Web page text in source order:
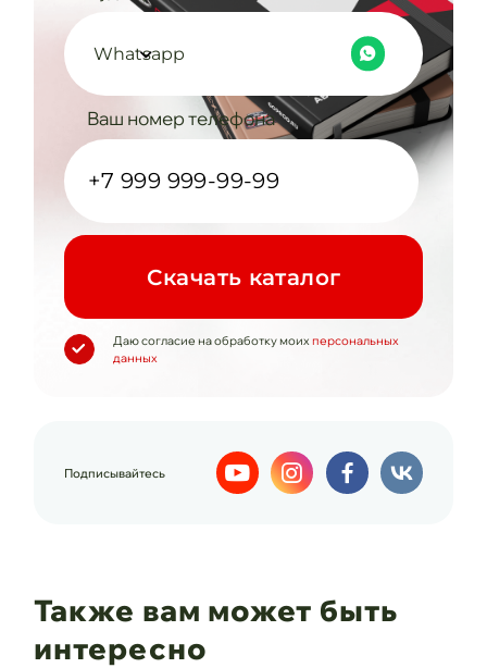
Whatsapp
Ваш номер телефона
Cкачать каталог
Даю согласие на обработку моих персональных
данных
Подписывайтесь
Также вам может быть
интересно